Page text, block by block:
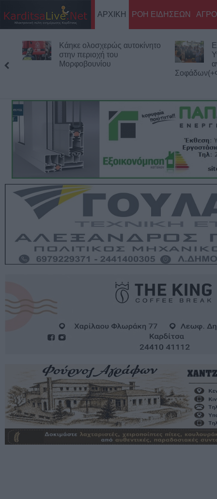
ΑΡΧΙΚΗ ΡΟΗ ΕΙΔΗΣΕΩΝ
Επίσκεψη του Υπουργού
Υγείας Άδωνι Γεωργιάδη στο
ανακαινισμένο Κ.Y.
ατόμων
μονάδων